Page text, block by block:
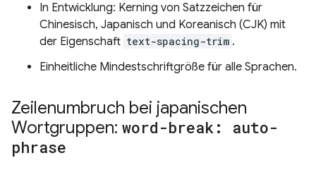
In Entwicklung: Kerning von Satzzeichen für
Chinesisch, Japanisch und Koreanisch (CJK) mit
der Eigenschaft text-spacing-trim .
Einheitliche Mindestschriftgröße für alle Sprachen.
Zeilenumbruch bei japanischen
Wortgruppen: word-break: auto-
phrase